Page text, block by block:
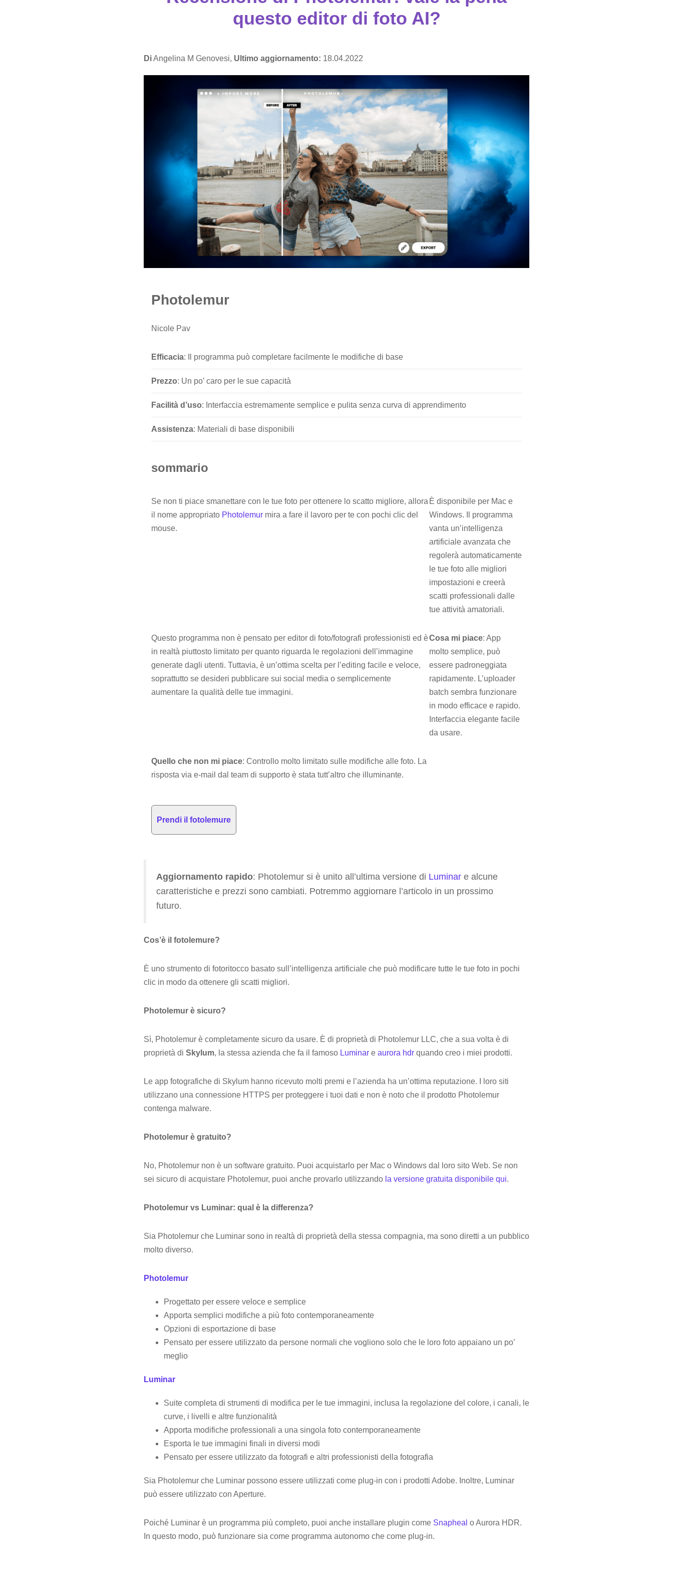
questo editor di foto AI?
DiAngelina M Genovesi, Ultimo aggiornamento: 18.04.2022
Photolemur
Nicole Pav
Efficacia: Il programma può completare facilmente le modifiche di base
Prezzo: Un po’ caro per le sue capacità
Facilità d’uso: Interfaccia estremamente semplice e pulita senza curva di apprendimento
Assistenza: Materiali di base disponibili
sommario
Se non ti piace smanettare con le tue foto per ottenere lo scatto migliore, allora
il nome appropriato Photolemur mira a fare il lavoro per te con pochi clic del
mouse.
È disponibile per Mac e
Windows. Il programma
vanta un’intelligenza
artificiale avanzata che
regolerà automaticamente
le tue foto alle migliori
impostazioni e creerà
scatti professionali dalle
tue attività amatoriali.
Questo programma non è pensato per editor di foto/fotografi professionisti ed è
in realtà piuttosto limitato per quanto riguarda le regolazioni dell’immagine
generate dagli utenti. Tuttavia, è un’ottima scelta per l’editing facile e veloce,
soprattutto se desideri pubblicare sui social media o semplicemente
aumentare la qualità delle tue immagini.
Cosa mi piace: App
molto semplice, può
essere padroneggiata
rapidamente. L’uploader
batch sembra funzionare
in modo efficace e rapido.
Interfaccia elegante facile
da usare.
Quello che non mi piace: Controllo molto limitato sulle modifiche alle foto. La
risposta via e-mail dal team di supporto è stata tutt’altro che illuminante.
Prendi il fotolemure
Aggiornamento rapido: Photolemur si è unito all’ultima versione di Luminar e alcune
caratteristiche e prezzi sono cambiati. Potremmo aggiornare l’articolo in un prossimo
futuro.
Cos’è il fotolemure?
È uno strumento di fotoritocco basato sull’intelligenza artificiale che può modificare tutte le tue foto in pochi
clic in modo da ottenere gli scatti migliori.
Photolemur è sicuro?
Sì, Photolemur è completamente sicuro da usare. È di proprietà di Photolemur LLC, che a sua volta è di
proprietà di Skylum, la stessa azienda che fa il famoso Luminar e aurora hdr quando creo i miei prodotti.
Le app fotografiche di Skylum hanno ricevuto molti premi e l’azienda ha un’ottima reputazione. I loro siti
utilizzano una connessione HTTPS per proteggere i tuoi dati e non è noto che il prodotto Photolemur
contenga malware.
Photolemur è gratuito?
No, Photolemur non è un software gratuito. Puoi acquistarlo per Mac o Windows dal loro sito Web. Se non
sei sicuro di acquistare Photolemur, puoi anche provarlo utilizzando la versione gratuita disponibile qui.
Photolemur vs Luminar: qual è la differenza?
Sia Photolemur che Luminar sono in realtà di proprietà della stessa compagnia, ma sono diretti a un pubblico
molto diverso.
Photolemur
Progettato per essere veloce e semplice
Apporta semplici modifiche a più foto contemporaneamente
Opzioni di esportazione di base
Pensato per essere utilizzato da persone normali che vogliono solo che le loro foto appaiano un po’
meglio
Luminar
Suite completa di strumenti di modifica per le tue immagini, inclusa la regolazione del colore, i canali, le
curve, i livelli e altre funzionalità
Apporta modifiche professionali a una singola foto contemporaneamente
Esporta le tue immagini finali in diversi modi
Pensato per essere utilizzato da fotografi e altri professionisti della fotografia
Sia Photolemur che Luminar possono essere utilizzati come plug-in con i prodotti Adobe. Inoltre, Luminar
può essere utilizzato con Aperture.
Poiché Luminar è un programma più completo, puoi anche installare plugin come Snapheal o Aurora HDR.
In questo modo, può funzionare sia come programma autonomo che come plug-in.